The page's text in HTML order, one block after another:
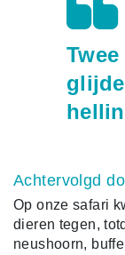
Achtervolgd
Op onze safari
dieren tegen,
neushoorn,